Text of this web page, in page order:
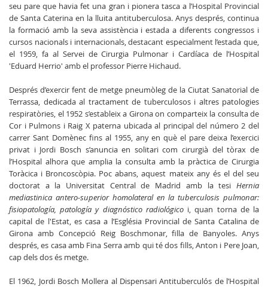
seu pare que havia fet una gran i pionera tasca a l’Hospital Provincial
de Santa Caterina en la lluita antituberculosa. Anys després, continua
la formació amb la seva assistència i estada a diferents congressos i
cursos nacionals i internacionals, destacant especialment l’estada que,
el 1959, fa al Servei de Cirurgia Pulmonar i Cardíaca de l’Hospital
'Eduard Herrio' amb el professor Pierre Hichaud.
Després d’exercir fent de metge pneumòleg de la Ciutat Sanatorial de
Terrassa, dedicada al tractament de tuberculosos i altres patologies
respiratòries, el 1952 s’estableix a Girona on comparteix la consulta de
Cor i Pulmons i Raig X paterna ubicada al principal del número 2 del
carrer Sant Domènec fins al 1955, any en què el pare deixa l’exercici
privat i Jordi Bosch s’anuncia en solitari com cirurgià del tòrax de
l’Hospital alhora que amplia la consulta amb la pràctica de Cirurgia
Toràcica i Broncoscòpia. Poc abans, aquest mateix any és el del seu
doctorat a la Universitat Central de Madrid amb la tesi Hernia
mediastinica antero-superior homolateral en la tuberculosis pulmonar:
fisiopatología, patología y diagnóstico radiológicoi, quan torna de la
capital de l'Estat, es casa a l’Església Provincial de Santa Catalina de
Girona amb Concepció Reig Boschmonar, filla de Banyoles. Anys
després, es casa amb Fina Serra amb qui té dos fills, Anton i Pere Joan,
cap dels dos és metge.
El 1962, Jordi Bosch Mollera al Dispensari Antituberculós de l’Hospital